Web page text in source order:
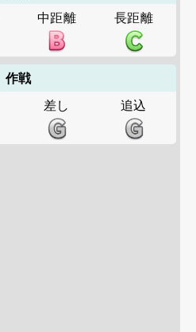
中距離 長距離
作戦
差し 追込